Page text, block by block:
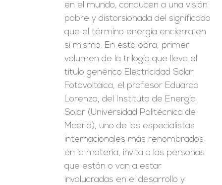
en el mundo, conducen a una visión
pobre y distorsionada del significado
que el término energía encierra en
sí mismo. En esta obra, primer
volumen de la trilogía que lleva el
título genérico Electricidad Solar
Fotovoltaica, el profesor Eduardo
Lorenzo, del Instituto de Energía
Solar (Universidad Politécnica de
Madrid), uno de los especialistas
internacionales más renombrados
en la materia, invita a las personas
que están o van a estar
involucradas en el desarrollo y